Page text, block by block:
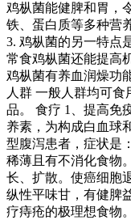
鸡枞菌能健脾和胃，
铁、蛋白质等多种营
3. 鸡枞菌的另一特点
常食鸡枞菌还能提高
鸡枞菌有养血润燥功
人群 一般人群均可
品。 食疗 1、提高免
养素，为构成白血球
型腹泻患者，症状是
稀薄且有不消化食物
长、扩散。使癌细胞
纵性平味甘，有健脾
疗痔疮的极理想食物